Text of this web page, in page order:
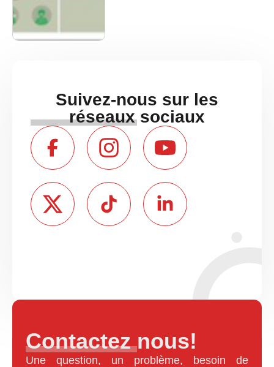
Suivez-nous sur les
réseaux sociaux
Contactez nous!
Une question, un problème, besoin de